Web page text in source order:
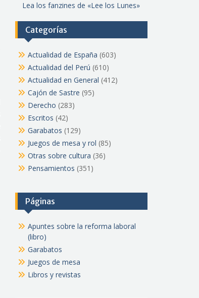
Lea los fanzines de «Lee los Lunes»
Categorías
Actualidad de España (603)
Actualidad del Perú (610)
Actualidad en General (412)
Cajón de Sastre (95)
Derecho (283)
Escritos (42)
Garabatos (129)
Juegos de mesa y rol (85)
Otras sobre cultura (36)
Pensamientos (351)
Páginas
Apuntes sobre la reforma laboral
(libro)
Garabatos
Juegos de mesa
Libros y revistas